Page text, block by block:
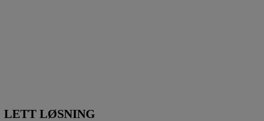
LETT LØSNING